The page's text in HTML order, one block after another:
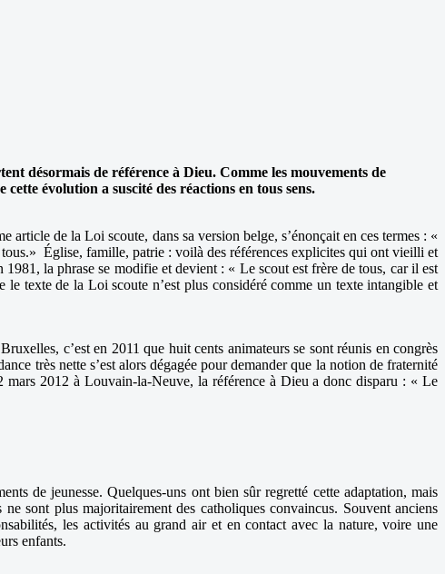
désormais de référence à Dieu. Comme les mouvements de
évolution a suscité des réactions en tous sens.
de la Loi scoute, dans sa version belge, s’énonçait en ces termes : «
Église, famille, patrie : voilà des références explicites qui ont vieilli et
1981, la phrase se modifie et devient : « Le scout est frère de tous, car il est
texte de la Loi scoute n’est plus considéré comme un texte intangible et
c’est en 2011 que huit cents animateurs se sont réunis en congrès
très nette s’est alors dégagée pour demander que la notion de fraternité
mars 2012 à Louvain-la-Neuve, la référence à Dieu a donc disparu : « Le
de jeunesse. Quelques-uns ont bien sûr regretté cette adaptation, mais
sont plus majoritairement des catholiques convaincus. Souvent anciens
les activités au grand air et en contact avec la nature, voire une
enfants.